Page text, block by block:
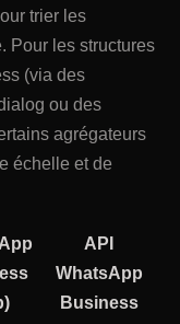
trier les
Pour les structures
(via des
ou des
agrégateurs
échelle et de
API
WhatsApp
Business